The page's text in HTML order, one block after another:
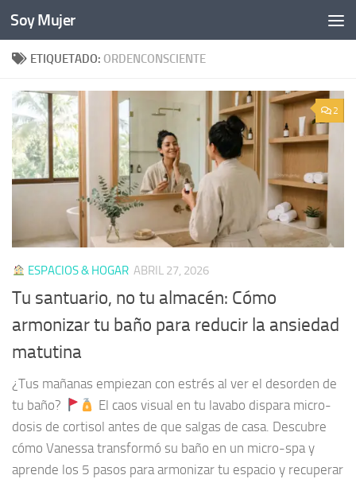
Bajo el contenido
Soy Mujer
ETIQUETADO: ORDENCONSCIENTE
2
ESPACIOS & HOGAR ABRIL 27, 2026
Tu santuario, no tu almacén: Cómo
armonizar tu baño para reducir la ansiedad
matutina
¿Tus mañanas empiezan con estrés al ver el desorden de
tu baño?
El caos visual en tu lavabo dispara micro-
dosis de cortisol antes de que salgas de casa. Descubre
cómo Vanessa transformó su baño en un micro-spa y
aprende los 5 pasos para armonizar tu espacio y recuperar